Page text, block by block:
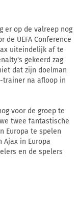
er op de valreep nog
UEFA Conference
uiteindelijk af te
gekeerd zag
dat zijn doelman
trainer na afloop in
voor de groep te
twee fantastische
Europa te spelen
Ajax in Europa
en de spelers